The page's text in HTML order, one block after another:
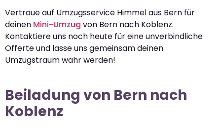
Vertraue auf Umzugsservice Himmel aus Bern für
deinen Mini-Umzug von Bern nach Koblenz.
Kontaktiere uns noch heute für eine unverbindliche
Offerte und lasse uns gemeinsam deinen
Umzugstraum wahr werden!
Beiladung von Bern nach
Koblenz